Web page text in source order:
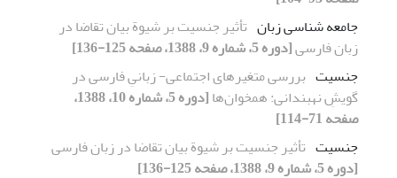
جامعه شناسی زبان تأثیر جنسیت بر شیوة بیان تقاضا در
زبان فارسی[دوره 5، شماره 9، 1388، صفحه 125-136]
جنسیت بررسی متغیرهای اجتماعی- زبانیِ فارسی در
گویشِ نهبندانی: همخوان‌ها
[دوره 5، شماره 10، 1388،
صفحه 71-114]
جنسیت تأثیر جنسیت بر شیوة بیان تقاضا در زبان فارسی
[دوره 5، شماره 9، 1388، صفحه 125-136]